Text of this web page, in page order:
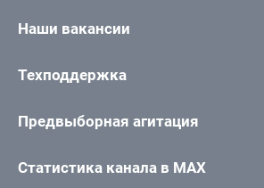
Наши вакансии
Техподдержка
Предвыборная агитация
Статистика канала в MAX